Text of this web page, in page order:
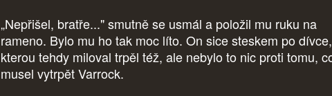
„Nepřišel, bratře..." smutně se usmál a položil mu ruku na
rameno. Bylo mu ho tak moc líto. On sice steskem po dívce,
kterou tehdy miloval trpěl též, ale nebylo to nic proti tomu,
musel vytrpět Varrock.